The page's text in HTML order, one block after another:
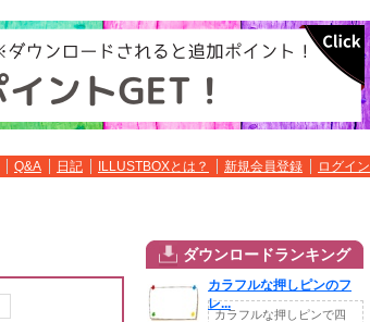
Q&A 日記 ILLUSTBOXとは？ 新規会員登録 ログイン
ダウンロードランキング
カラフルな押しピンのフ
レ...
カラフルな押しピンで四